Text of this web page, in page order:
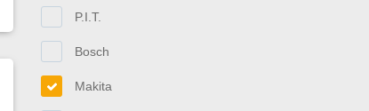
P.I.T.
Bosch
Makita